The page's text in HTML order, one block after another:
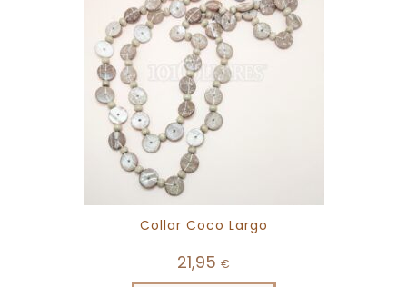
Collar Coco Largo
21,95 €